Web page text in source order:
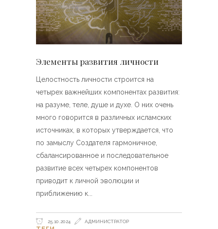
Элементы развития личности
Целостность личности строится на
четырех важнейших компонентах развития:
на разуме, теле, душе и духе. О них очень
много говорится в различных исламских
источниках, в которых утверждается, что
по замыслу Создателя гармоничное,
сбалансированное и последовательное
развитие всех четырех компонентов
приводит к личной эволюции и
приближению к
25.10.2024 АДМИНИСТРАТОР